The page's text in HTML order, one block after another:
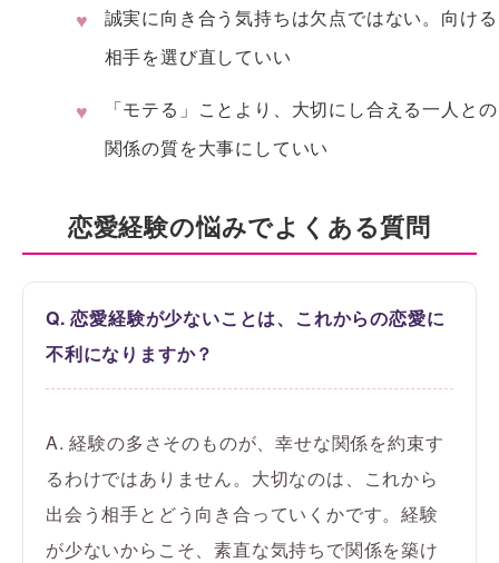
誠実に向き合う気持ちは欠点ではない。向ける
相手を選び直していい
「モテる」ことより、大切にし合える一人との
関係の質を大事にしていい
恋愛経験の悩みでよくある質問
Q. 恋愛経験が少ないことは、これからの恋愛に
不利になりますか？
A. 経験の多さそのものが、幸せな関係を約束す
るわけではありません。大切なのは、これから
出会う相手とどう向き合っていくかです。経験
が少ないからこそ、素直な気持ちで関係を築け